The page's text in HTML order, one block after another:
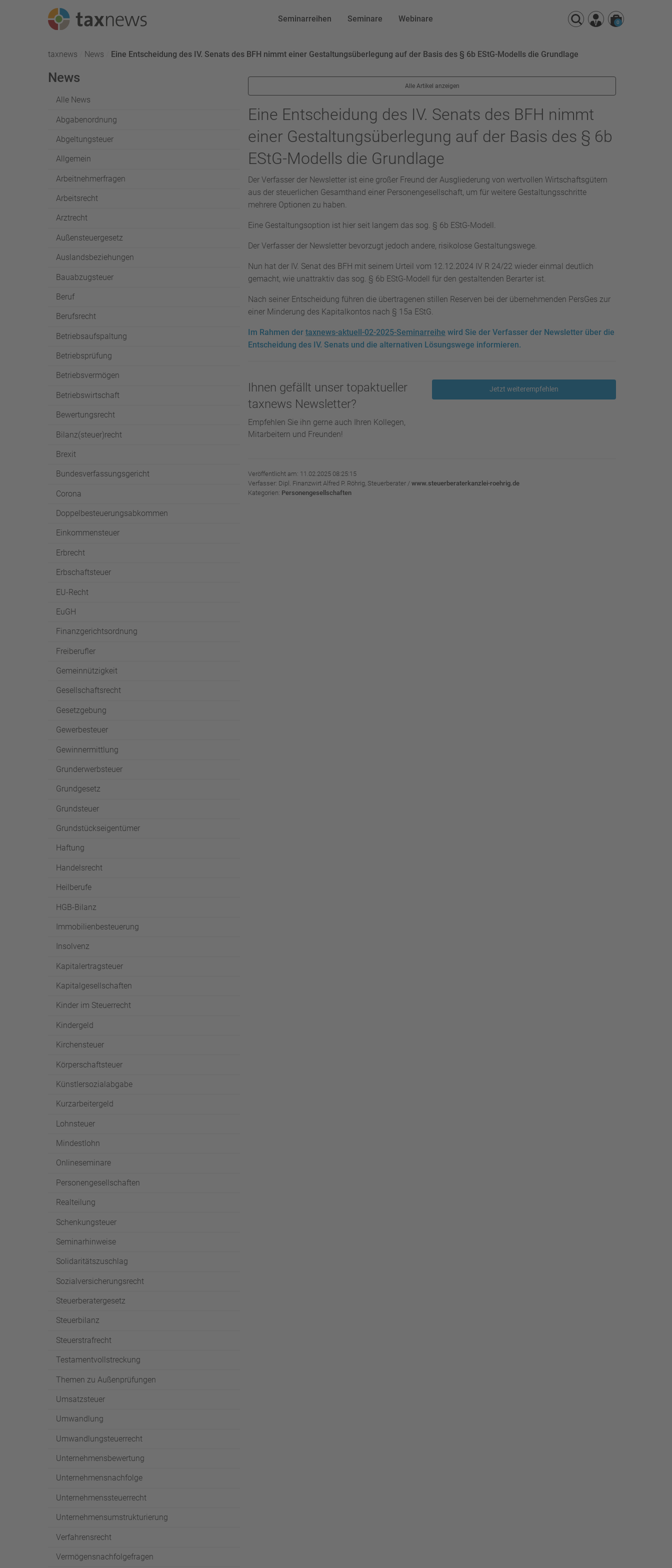
Seminarreihen Seminare Webinare 0
taxnews News Aktuell:
Eine Entscheidung des IV. Senats des BFH nimmt einer Gestaltungsüberlegung auf der Basis des § 6b EStG-Modells die Grundlage
News
Alle News
Abgabenordnung
Abgeltungsteuer
Allgemein
Arbeitnehmerfragen
Arbeitsrecht
Arztrecht
Außensteuergesetz
Auslandsbeziehungen
Bauabzugsteuer
Beruf
Berufsrecht
Betriebsaufspaltung
Betriebsprüfung
Betriebsvermögen
Betriebswirtschaft
Bewertungsrecht
Bilanz(steuer)recht
Brexit
Bundesverfassungsgericht
Corona
Doppelbesteuerungsabkommen
Einkommensteuer
Erbrecht
Erbschaftsteuer
EU-Recht
EuGH
Finanzgerichtsordnung
Freiberufler
Gemeinnützigkeit
Gesellschaftsrecht
Gesetzgebung
Gewerbesteuer
Gewinnermittlung
Grunderwerbsteuer
Grundgesetz
Grundsteuer
Grundstückseigentümer
Haftung
Handelsrecht
Heilberufe
HGB-Bilanz
Immobilienbesteuerung
Insolvenz
Kapitalertragsteuer
Kapitalgesellschaften
Kinder im Steuerrecht
Kindergeld
Kirchensteuer
Körperschaftsteuer
Künstlersozialabgabe
Kurzarbeitergeld
Lohnsteuer
Mindestlohn
Onlineseminare
Personengesellschaften
Realteilung
Schenkungsteuer
Seminarhinweise
Solidaritätszuschlag
Sozialversicherungsrecht
Steuerberatergesetz
Steuerbilanz
Steuerstrafrecht
Testamentvollstreckung
Themen zu Außenprüfungen
Umsatzsteuer
Umwandlung
Umwandlungsteuerrecht
Unternehmensbewertung
Unternehmensnachfolge
Unternehmenssteuerrecht
Unternehmensumstrukturierung
Verfahrensrecht
Vermögensnachfolgefragen
Alle Artikel anzeigen
Eine Entscheidung des IV. Senats des BFH nimmt
einer Gestaltungsüberlegung auf der Basis des § 6b
EStG-Modells die Grundlage
Der Verfasser der Newsletter ist eine großer Freund der Ausgliederung von wertvollen Wirtschaftsgütern
aus der steuerlichen Gesamthand einer Personengesellschaft, um für weitere Gestaltungsschritte
mehrere Optionen zu haben.
Eine Gestaltungsoption ist hier seit langem das sog. § 6b EStG-Modell.
Der Verfasser der Newsletter bevorzugt jedoch andere, risikolose Gestaltungswege.
Nun hat der IV. Senat des BFH mit seinem Urteil vom 12.12.2024 IV R 24/22 wieder einmal deutlich
gemacht, wie unattraktiv das sog. § 6b EStG-Modell für den gestaltenden Berarter ist.
Nach seiner Entscheidung führen die übertragenen stillen Reserven bei der übernehmenden PersGes zur
einer Minderung des Kapitalkontos nach § 15a EStG.
Im Rahmen der taxnews-aktuell-02-2025-Seminarreihe wird Sie der Verfasser der Newsletter über die
Entscheidung des IV. Senats und die alternativen Lösungswege informieren.
Ihnen gefällt unser topaktueller
taxnews Newsletter?
Empfehlen Sie ihn gerne auch Ihren Kollegen,
Mitarbeitern und Freunden!
Jetzt weiterempfehlen
Veröffentlicht am: 11.02.2025 08:25:15
Verfasser: Dipl. Finanzwirt Alfred P. Röhrig, Steuerberater / www.steuerberaterkanzlei-roehrig.de
Kategorien: Personengesellschaften